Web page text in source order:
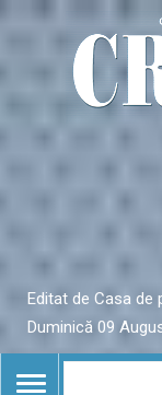
Editat de Casa de
Duminică 09
TOGGLE